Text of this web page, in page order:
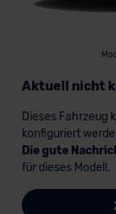
Aktuell nicht
Dieses Fahrzeug
konfiguriert
Die gute
für dieses Modell.